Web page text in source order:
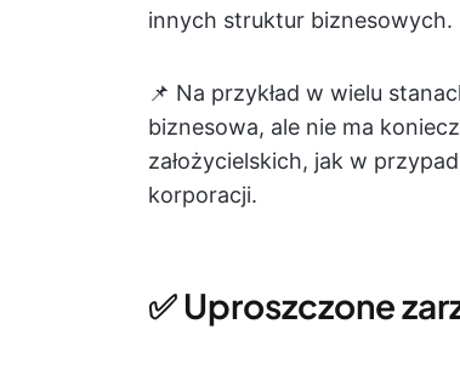
innych struktur biznesowych.
📌 Na przykład w wielu
biznesowa, ale nie ma
założycielskich, jak w
korporacji.
✅ Uproszczone